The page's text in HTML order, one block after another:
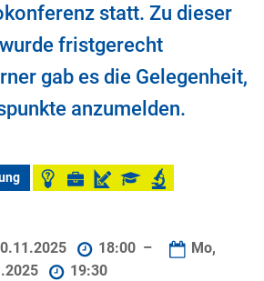
statt. Zu dieser
fristgerecht
gab es die Gelegenheit,
anzumelden.
18:00 –
Mo,
19:30